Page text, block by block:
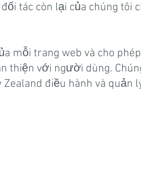
tác còn lại của chúng tôi
mỗi trang web và cho
thiện với người dùng.
điều hành và quản